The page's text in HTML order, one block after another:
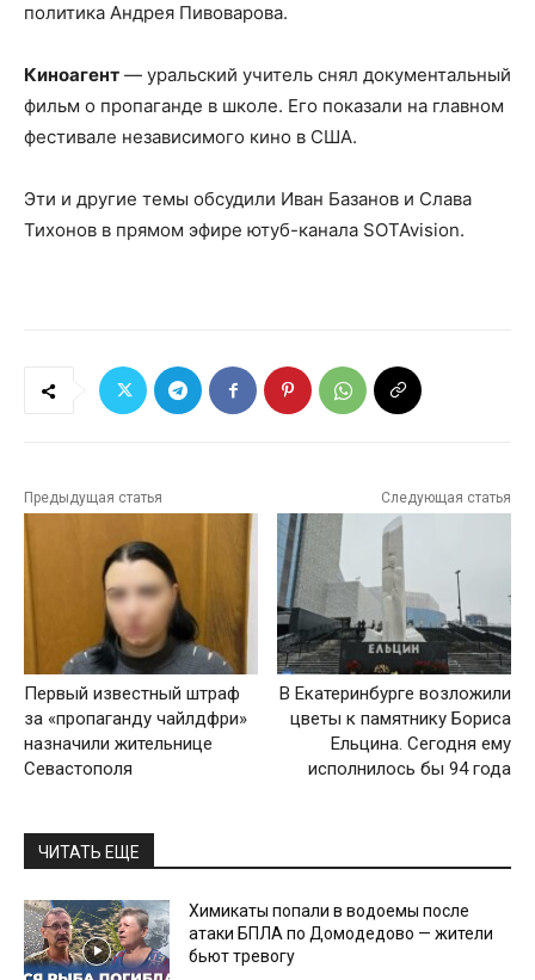
политика Андрея Пивоварова.
Киноагент — уральский учитель снял документальный
фильм о пропаганде в школе. Его показали на главном
фестивале независимого кино в США.
Эти и другие темы обсудили Иван Базанов и Слава
Тихонов в прямом эфире ютуб-канала SOTAvision.
Предыдущая статья
Первый известный штраф
за «пропаганду чайлдфри»
назначили жительнице
Севастополя
Следующая статья
В Екатеринбурге возложили
цветы к памятнику Бориса
Ельцина. Сегодня ему
исполнилось бы 94 года
ЧИТАТЬ ЕЩЕ
Химикаты попали в водоемы после
атаки БПЛА по Домодедово — жители
бьют тревогу